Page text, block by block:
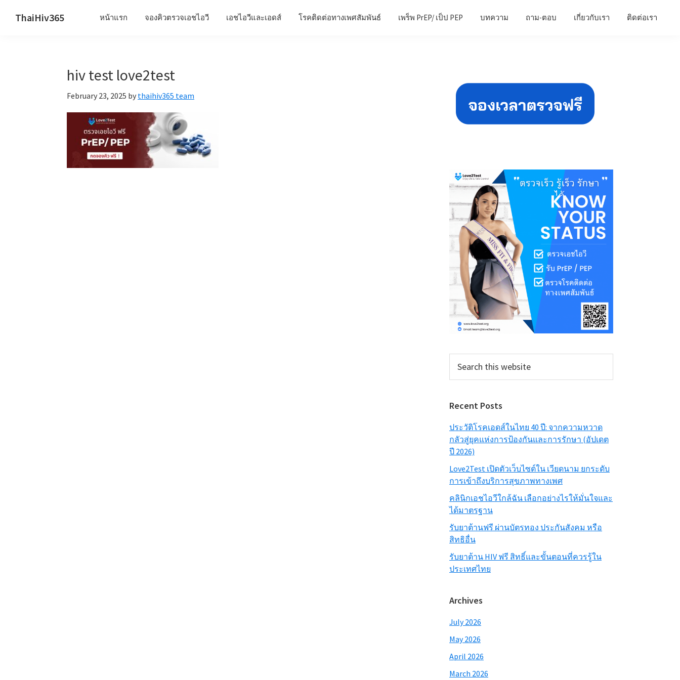
ThaiHiv365 หน้าแรก จองคิวตรวจเอชไอวี เอชไอวีและเอดส์ โรคติดต่อทางเพศสัมพันธ์ เพร็พ PrEP/ เป็ป PEP บทความ ถาม-ตอบ เกี่ยวกับเรา ติดต่อเรา
hiv test love2test
February 23, 2025 by thaihiv365 team
Sidebar
this
Recent Posts
ประวัติโรคเอดส์ในไทย 40 ปี: จากความหวาด
กลัวสู่ยุคแห่งการป้องกันและการรักษา (อัปเดต
ปี 2026)
Love2Test เปิดตัวเว็บไซต์ใน เวียดนาม ยกระดับ
การเข้าถึงบริการสุขภาพทางเพศ
คลินิกเอชไอวีใกล้ฉัน เลือกอย่างไรให้มั่นใจและ
ได้มาตรฐาน
รับยาต้านฟรี ผ่านบัตรทอง ประกันสังคม หรือ
สิทธิอื่น
รับยาต้าน HIV ฟรี สิทธิ์และขั้นตอนที่ควรรู้ใน
ประเทศไทย
Archives
July 2026
May 2026
April 2026
March 2026